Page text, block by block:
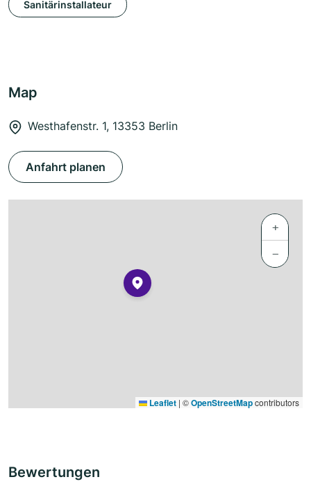
Sanitärinstallateur
Map
Westhafenstr. 1, 13353 Berlin
Anfahrt planen
+
−
Leaflet | ©OpenStreetMapcontributors
Bewertungen